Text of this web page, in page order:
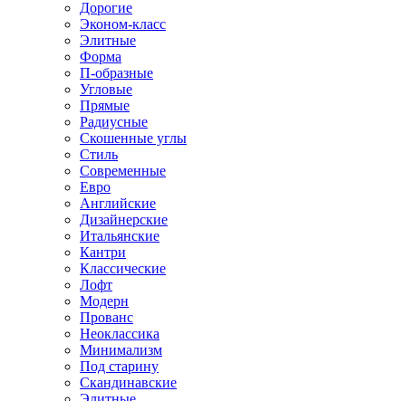
Дорогие
Эконом-класс
Элитные
Форма
П-образные
Угловые
Прямые
Радиусные
Скошенные углы
Стиль
Современные
Евро
Английские
Дизайнерские
Итальянские
Кантри
Классические
Лофт
Модерн
Прованс
Неоклассика
Минимализм
Под старину
Скандинавские